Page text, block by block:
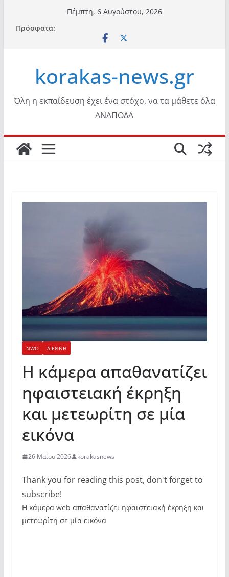
περιεχόμενο
Πέμπτη, 6 Αυγούστου, 2026
Πρόσφατα:
korakas-news.gr
Όλη η εκπαίδευση έχει ένα στόχο, να τα μάθετε όλα
ΑΝΑΠΟΔΑ
NWO ΔΙΕΘΝΗ
Η κάμερα απαθανατίζει
ηφαιστειακή έκρηξη
και μετεωρίτη σε μία
εικόνα
26 Μαΐου 2026 korakasnews
Thank you for reading this post, don't forget to
subscribe!
Η κάμερα web απαθανατίζει ηφαιστειακή έκρηξη και
μετεωρίτη σε μία εικόνα